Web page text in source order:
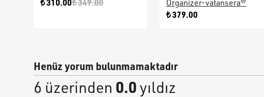
₺ 310.00₺ 349.00
Organizer-vatansera®
₺ 379.00
Henüz yorum bulunmamaktadır
6 üzerinden 0.0yıldız